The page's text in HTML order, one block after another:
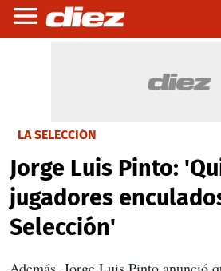
LA SELECCIÓN
Jorge Luis Pinto:
jugadores
Selección'